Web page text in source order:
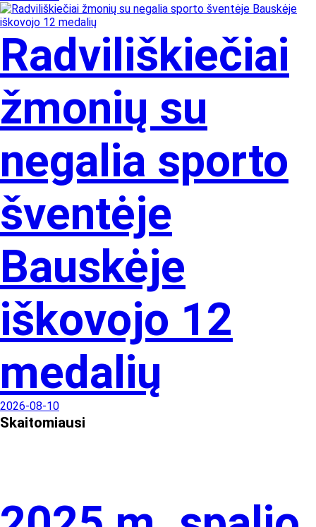
Radviliškiečiai
žmonių su
negalia sporto
šventėje
Bauskėje
iškovojo 12
medalių
2026-08-10
Skaitomiausi